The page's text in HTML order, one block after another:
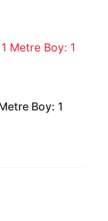
Boy: 1